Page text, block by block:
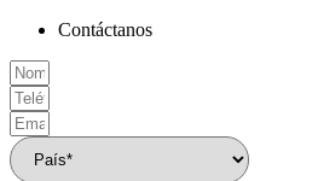
Contáctanos